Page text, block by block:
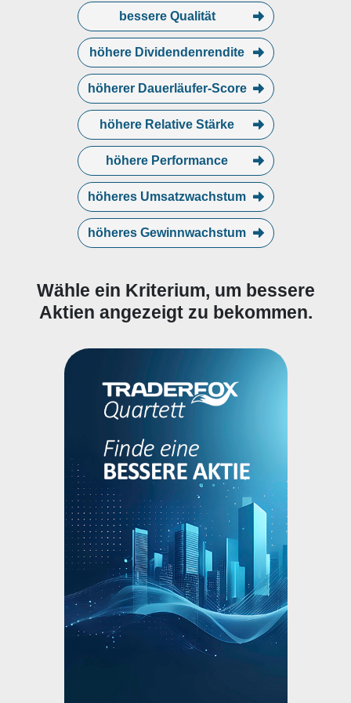
bessere Qualität
höhere Dividendenrendite
höherer Dauerläufer-Score
höhere Relative Stärke
höhere Performance
höheres Umsatzwachstum
höheres Gewinnwachstum
Wähle ein Kriterium, um bessere
Aktien angezeigt zu bekommen.